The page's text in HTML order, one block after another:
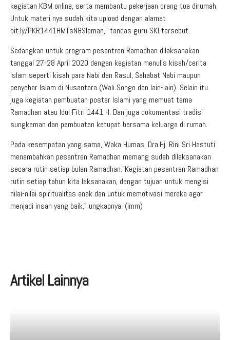
kegiatan KBM online, serta membantu pekerjaan orang tua dirumah.
Untuk materi nya sudah kita upload dengan alamat
bit.ly/PKR1441HMTsN8Sleman,” tandas guru SKI tersebut.
Sedangkan untuk program pesantren Ramadhan dilaksanakan
tanggal 27-28 April 2020 dengan kegiatan menulis kisah/cerita
Islam seperti kisah para Nabi dan Rasul, Sahabat Nabi maupun
penyebar Islam di Nusantara (Wali Songo dan lain-lain). Selain itu
juga kegiatan pembuatan poster Islami yang memuat tema
Ramadhan atau Idul Fitri 1441 H. Dan juga dokumentasi tradisi
sungkeman dan pembuatan ketupat bersama keluarga di rumah.
Pada kesempatan yang sama, Waka Humas, Dra.Hj. Rini Sri Hastuti
menambahkan pesantren Ramadhan memang sudah dilaksanakan
secara rutin setiap bulan Ramadhan.”Kegiatan pesantren Ramadhan
rutin setiap tahun kita laksanakan, dengan tujuan untuk mengisi
nilai-nilai spiritualitas anak dan untuk memotivasi mereka agar
menjadi insan yang baik,” ungkapnya. (imm)
Artikel Lainnya